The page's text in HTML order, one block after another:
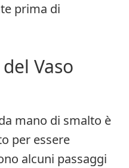
prima di
Vaso
mano di smalto è
per essere
alcuni passaggi